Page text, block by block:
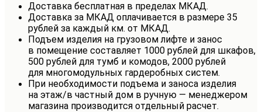
Доставка бесплатная в пределах МКАД.
Доставка за МКАД оплачивается в размере 35
рублей за каждый км. от МКАД.
Подъем изделия на грузовом лифте и занос
в помещение составляет 1000 рублей для шкафов,
500 рублей для тумб и комодов, 2000 рублей
для многомодульных гардеробных систем.
При необходимости подъема и заноса изделия
на этаж/в частный дом в ручную — менеджером
магазина производится отдельный расчет.